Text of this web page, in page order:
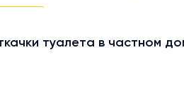
туалета в частном